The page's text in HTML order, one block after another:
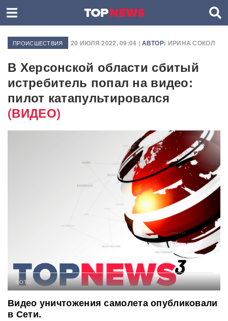
ПРОИСШЕСТВИЯ 20 ИЮЛЯ 2022, 09:04 | АВТОР: ИРИНА СОКОЛ
В Херсонской области сбитый
истребитель попал на видео:
пилот катапультировался
(ВИДЕО)
ФОТО:
Видео уничтожения самолета опубликовали
в Сети.